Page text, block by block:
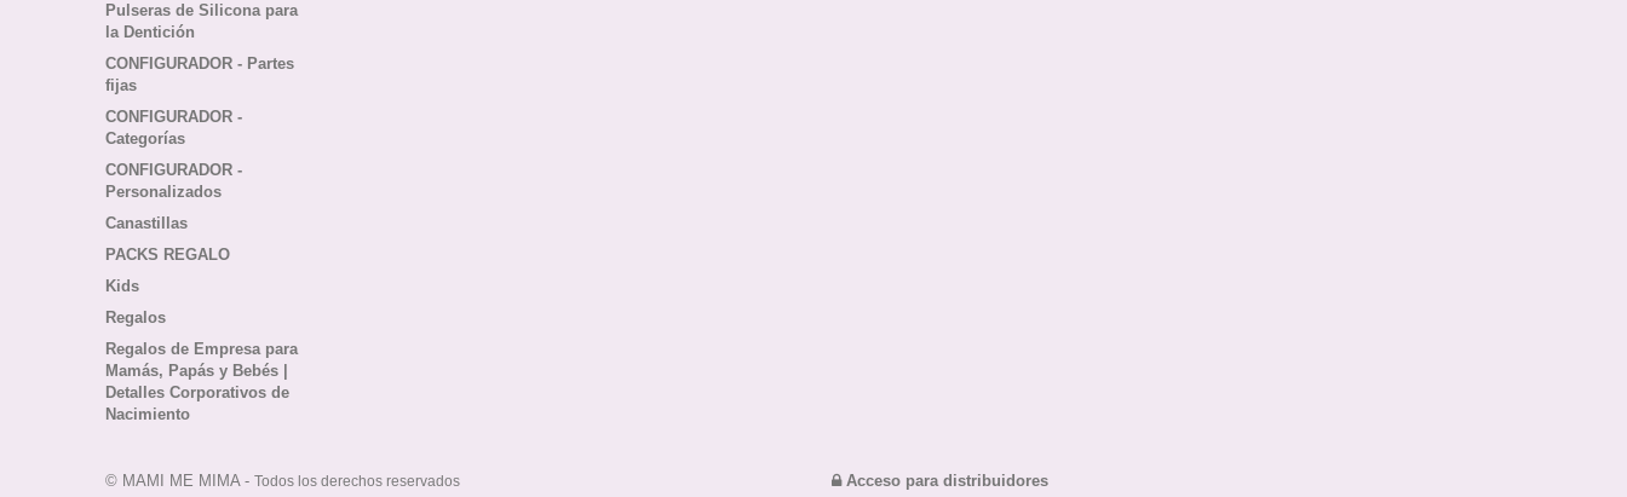
Pulseras de Silicona para
la Dentición
CONFIGURADOR - Partes
fijas
CONFIGURADOR -
Categorías
CONFIGURADOR -
Personalizados
Canastillas
PACKS REGALO
Kids
Regalos
Regalos de Empresa para
Mamás, Papás y Bebés |
Detalles Corporativos de
Nacimiento
© MAMI ME MIMA - Todos los derechos reservados Acceso para distribuidores